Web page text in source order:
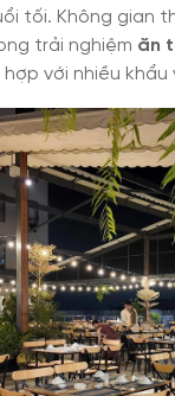
tối. Không gian
trải nghiệm ăn
với nhiều khẩu